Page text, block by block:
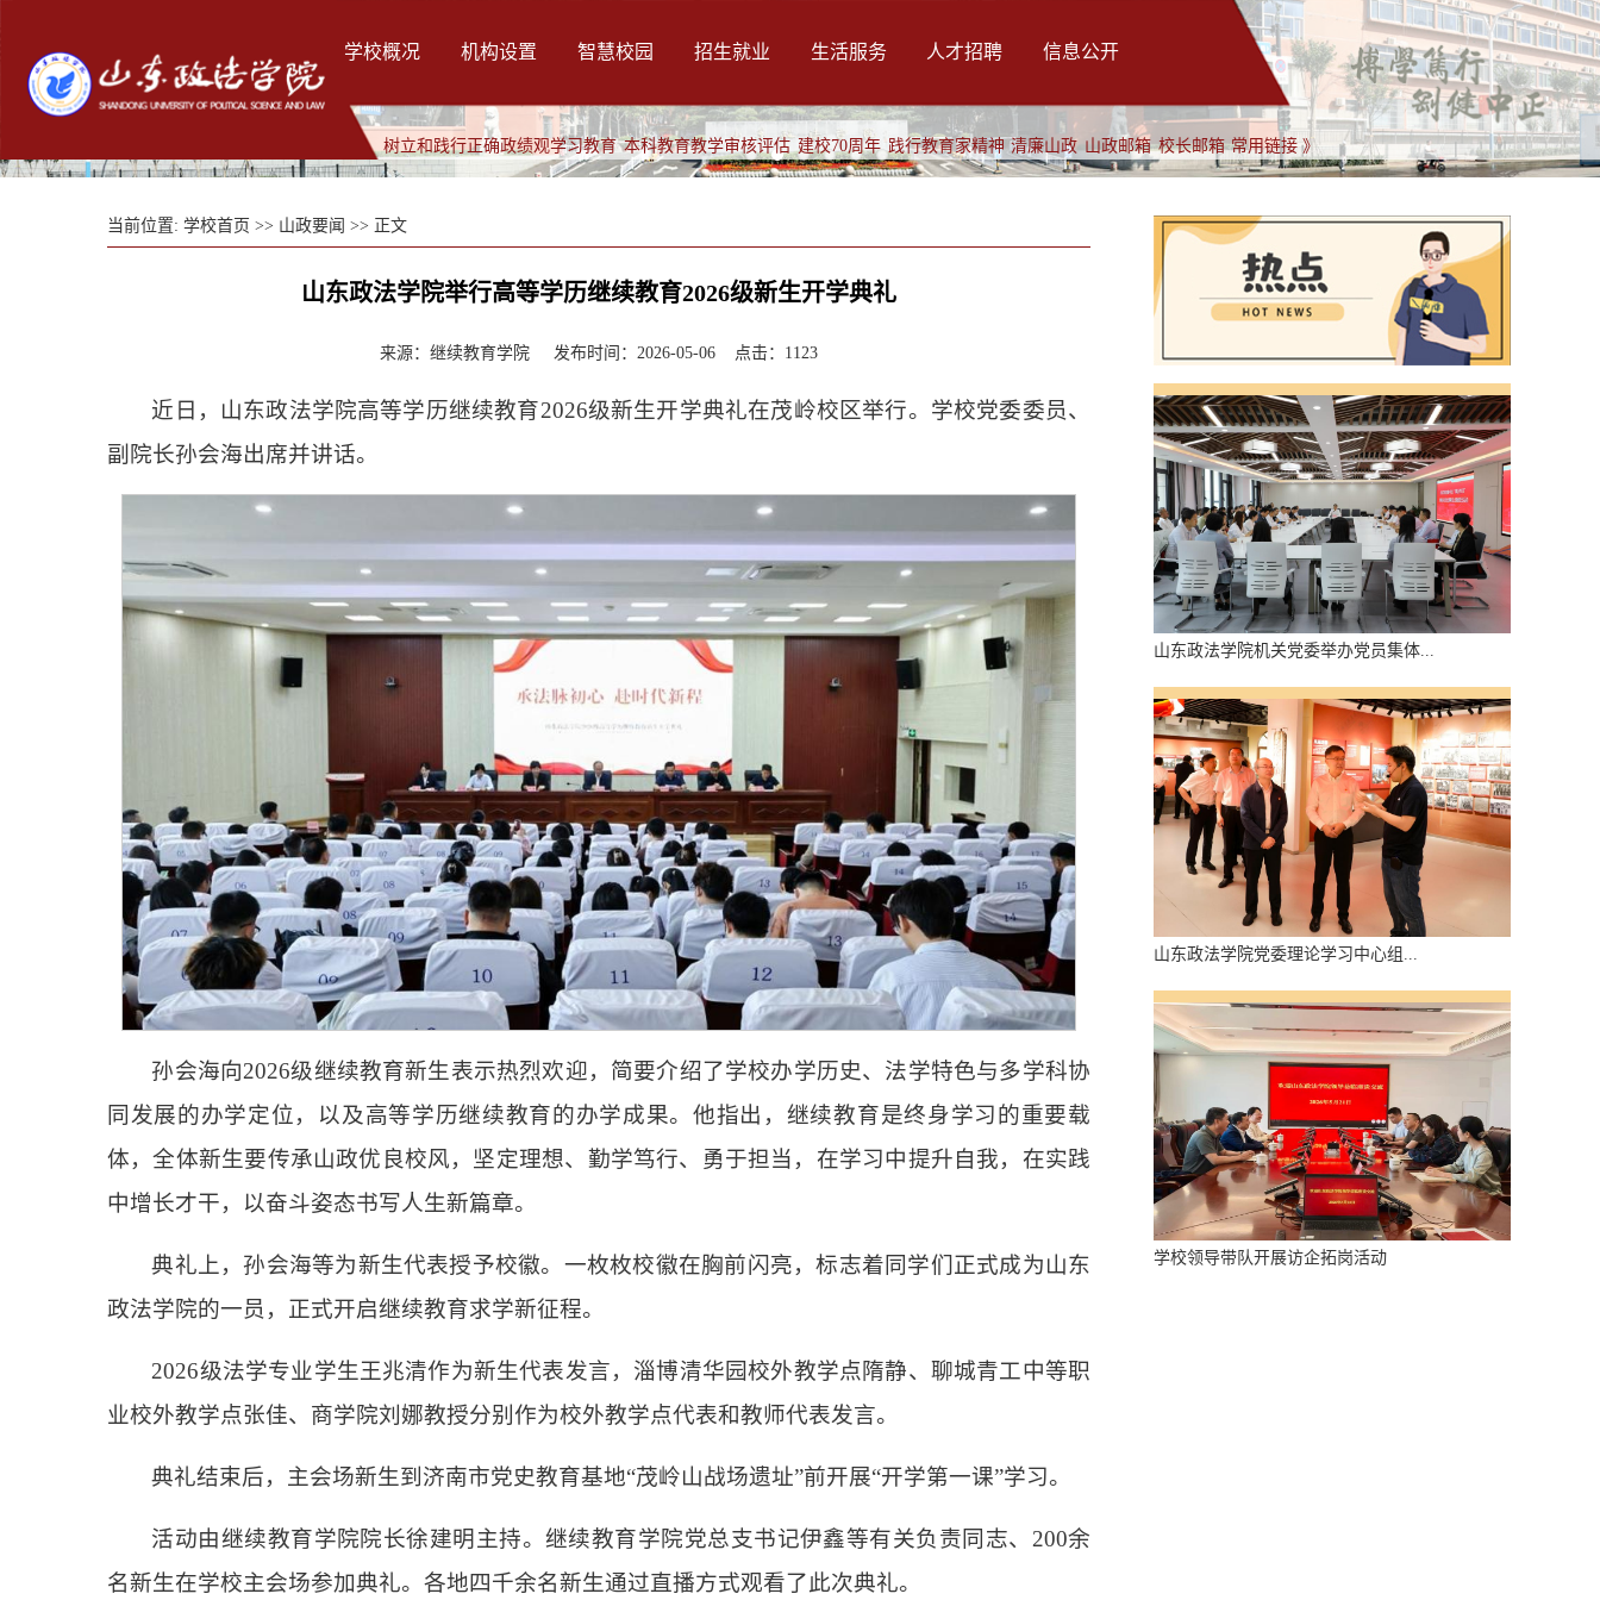
学校概况 机构设置 智慧校园 招生就业 生活服务 人才招聘 信息公开
树立和践行正确政绩观学习教育 本科教育教学审核评估 建校70周年 践行教育家精神 清廉山政 山政邮箱 校长邮箱 常用链接 》
当前位置: 学校首页 >> 山政要闻 >> 正文
山东政法学院举行高等学历继续教育2026级新生开学典礼
来源：继续教育学院 发布时间：2026-05-06 点击： 1123
近日，山东政法学院高等学历继续教育2026级新生开学典礼在茂岭校区举行。学校党委委员、
副院长孙会海出席并讲话。
孙会海向2026级继续教育新生表示热烈欢迎，简要介绍了学校办学历史、法学特色与多学科协
同发展的办学定位，以及高等学历继续教育的办学成果。他指出，继续教育是终身学习的重要载
体，全体新生要传承山政优良校风，坚定理想、勤学笃行、勇于担当，在学习中提升自我，在实践
中增长才干，以奋斗姿态书写人生新篇章。
典礼上，孙会海等为新生代表授予校徽。一枚枚校徽在胸前闪亮，标志着同学们正式成为山东
政法学院的一员，正式开启继续教育求学新征程。
2026级法学专业学生王兆清作为新生代表发言，淄博清华园校外教学点隋静、聊城青工中等职
业校外教学点张佳、商学院刘娜教授分别作为校外教学点代表和教师代表发言。
典礼结束后，主会场新生到济南市党史教育基地“茂岭山战场遗址”前开展“开学第一课”学习。
活动由继续教育学院院长徐建明主持。继续教育学院党总支书记伊鑫等有关负责同志、200余
名新生在学校主会场参加典礼。各地四千余名新生通过直播方式观看了此次典礼。
山东政法学院机关党委举办党员集体...
山东政法学院党委理论​学习中心组...
学校领导带队开展访企拓岗活动